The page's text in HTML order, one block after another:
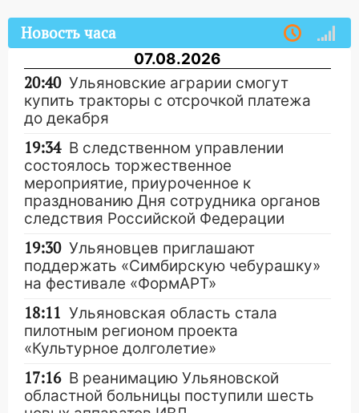
Новость часа
07.08.2026
20:40 Ульяновские аграрии смогут
купить тракторы с отсрочкой платежа
до декабря
19:34 В следственном управлении
состоялось торжественное
мероприятие, приуроченное к
празднованию Дня сотрудника органов
следствия Российской Федерации
19:30 Ульяновцев приглашают
поддержать «Симбирскую чебурашку»
на фестивале «ФормАРТ»
18:11 Ульяновская область стала
пилотным регионом проекта
«Культурное долголетие»
17:16 В реанимацию Ульяновской
областной больницы поступили шесть